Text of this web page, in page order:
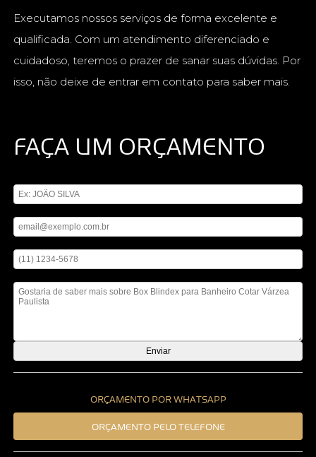
Executamos nossos serviços de forma excelente e
qualificada. Com um atendimento diferenciado e
cuidadoso, teremos o prazer de sanar suas dúvidas. Por
isso, não deixe de entrar em contato para saber mais.
FAÇA UM ORÇAMENTO
ORÇAMENTO POR WHATSAPP
ORÇAMENTO PELO TELEFONE